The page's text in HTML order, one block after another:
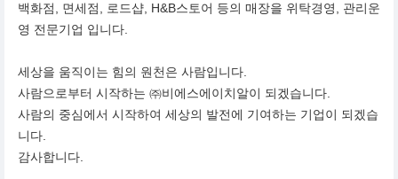
백화점, 면세점, 로드샵, H&B스토어 등의 매장을 위탁경영, 관리운
영 전문기업 입니다.
세상을 움직이는 힘의 원천은 사람입니다.
사람으로부터 시작하는 ㈜비에스에이치알이 되겠습니다.
사람의 중심에서 시작하여 세상의 발전에 기여하는 기업이 되겠습
니다.
감사합니다.